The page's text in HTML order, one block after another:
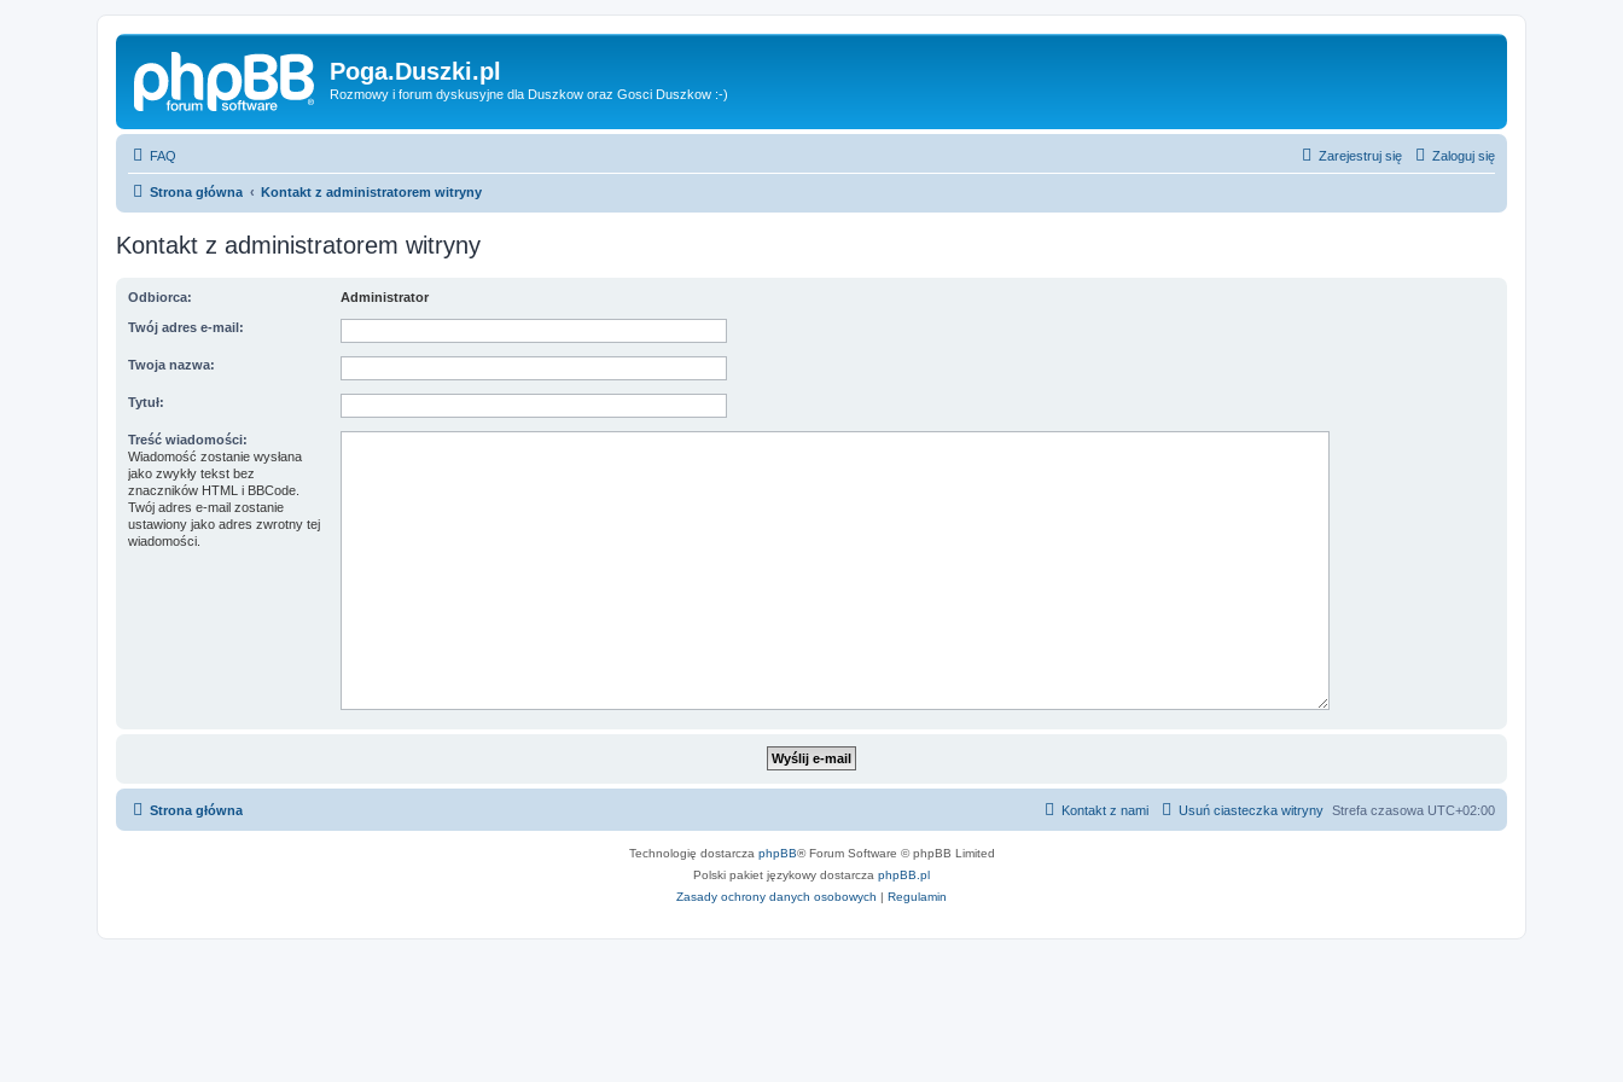
Poga.Duszki.pl
Rozmowy i forum dyskusyjne dla Duszkow oraz Gosci Duszkow :-)
FAQ Zaloguj się
Zarejestruj się
Strona główna Kontakt z administratorem witryny
Kontakt z administratorem witryny
Odbiorca: Administrator
Twój adres e-mail:
Twoja nazwa:
Tytuł:
Treść wiadomości:
Wiadomość zostanie wysłana
jako zwykły tekst bez
znaczników HTML i BBCode.
Twój adres e-mail zostanie
ustawiony jako adres zwrotny tej
wiadomości.
Strona główna Strefa czasowa UTC+02:00
Usuń ciasteczka witryny
Kontakt z nami
Technologię dostarcza phpBB® Forum Software © phpBB Limited
Polski pakiet językowy dostarcza phpBB.pl
Zasady ochrony danych osobowych | Regulamin